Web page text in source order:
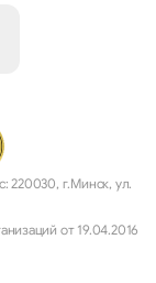
220030, г.Минск, ул.
от 19.04.2016